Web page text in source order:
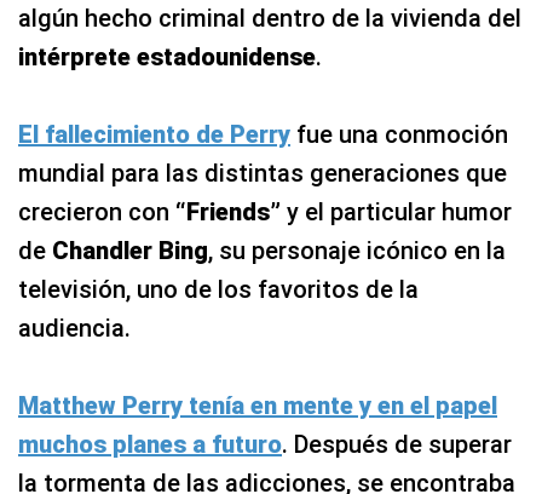
algún hecho criminal dentro de la vivienda del
intérprete estadounidense.
El fallecimiento de Perry fue una conmoción
mundial para las distintas generaciones que
crecieron con “Friends” y el particular humor
de Chandler Bing, su personaje icónico en la
televisión, uno de los favoritos de la
audiencia.
Matthew Perry tenía en mente y en el papel
muchos planes a futuro. Después de superar
la tormenta de las adicciones, se encontraba